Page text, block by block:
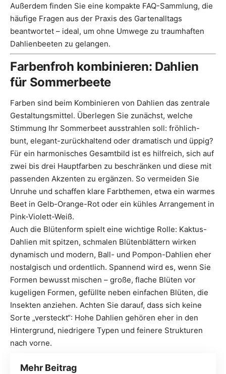
Außerdem finden Sie eine kompakte FAQ-Sammlung, die
häufige Fragen aus der Praxis des Gartenalltags
beantwortet – ideal, um ohne Umwege zu traumhaften
Dahlienbeeten zu gelangen.
Farbenfroh kombinieren: Dahlien
für Sommerbeete
Farben sind beim Kombinieren von Dahlien das zentrale
Gestaltungsmittel. Überlegen Sie zunächst, welche
Stimmung Ihr Sommerbeet ausstrahlen soll: fröhlich-
bunt, elegant-zurückhaltend oder dramatisch und üppig?
Für ein harmonisches Gesamtbild ist es hilfreich, sich auf
zwei bis drei Hauptfarben zu beschränken und diese mit
passenden Akzenten zu ergänzen. So vermeiden Sie
Unruhe und schaffen klare Farbthemen, etwa ein warmes
Beet in Gelb-Orange-Rot oder ein kühles Arrangement in
Pink-Violett-Weiß.
Auch die Blütenform spielt eine wichtige Rolle: Kaktus-
Dahlien mit spitzen, schmalen Blütenblättern wirken
dynamisch und modern, Ball- und Pompon-Dahlien eher
nostalgisch und ordentlich. Spannend wird es, wenn Sie
Formen bewusst mischen – große, flache Blüten vor
kugeligen Formen, gefüllte neben einfachen Blüten, die
Insekten anziehen. Achten Sie darauf, dass sich keine
Sorte „versteckt“: Hohe Dahlien gehören eher in den
Hintergrund, niedrigere Typen und feinere Strukturen
nach vorne.
Mehr Beitrag